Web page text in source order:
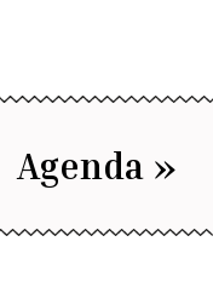
Agenda »